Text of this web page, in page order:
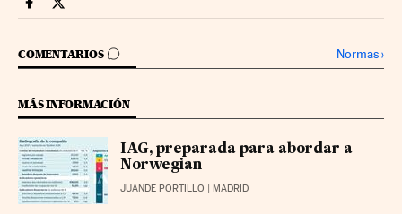
Companias Cinco Días en Facebook
Companias Cinco Días en Twitter
COMENTARIOS
IR A LOS COMENTARIOS Normas›
MÁS INFORMACIÓN
IAG, preparada para abordar a
Norwegian
JUANDE PORTILLO | MADRID